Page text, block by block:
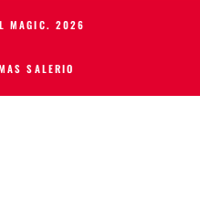
MAGIC. 2026
SALERIO